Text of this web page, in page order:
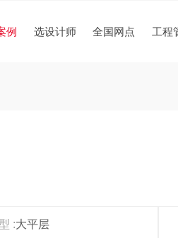
例 选设计师 全国网点 工程
:大平层